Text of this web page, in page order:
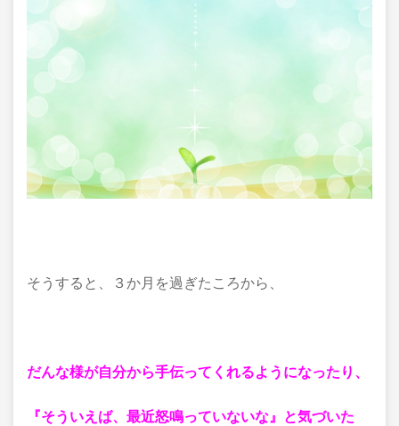
そうすると、３か月を過ぎたころから、
だんな様が自分から手伝ってくれるようになったり、
『そういえば、最近怒鳴っていないな』と気づいた